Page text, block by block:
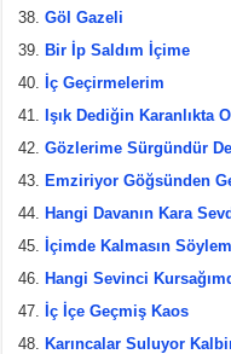
Göl Gazeli
Bir İp Saldım İçime
İç Geçirmelerim
Işık Dediğin Karanlıkta
Gözlerime Sürgündür
Emziriyor Göğsünden
Hangi Davanın Kara
İçimde Kalmasın
Hangi Sevinci
İç İçe Geçmiş Kaos
Karıncalar Suluyor